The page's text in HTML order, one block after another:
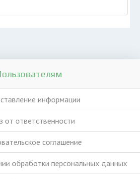
информации
от ответственности
соглашение
обработки персональных данных